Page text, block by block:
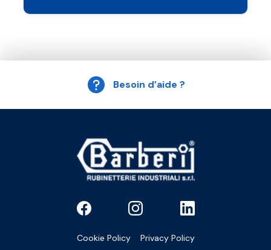
Besoin d’aide ?
Cookie Policy Privacy Policy